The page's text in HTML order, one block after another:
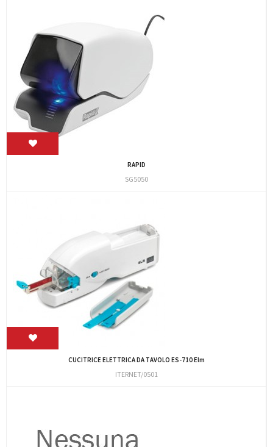
RAPID
SG5050
CUCITRICE ELETTRICA DA TAVOLO ES-710 Elm
ITERNET/0501